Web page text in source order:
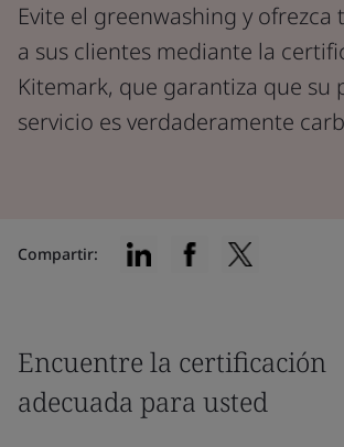
Evite el greenwashing y
a sus clientes mediante la
Kitemark, que garantiza que su
servicio es verdaderamente
Compartir:
Encuentre la certificación
adecuada para usted